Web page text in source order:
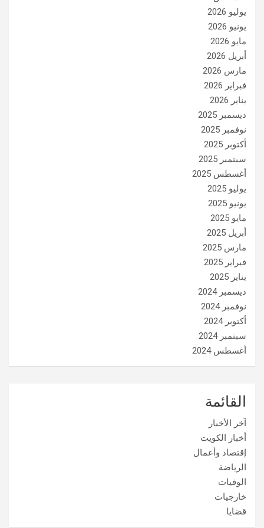
يوليو 2026
يونيو 2026
مايو 2026
أبريل 2026
مارس 2026
فبراير 2026
يناير 2026
ديسمبر 2025
نوفمبر 2025
أكتوبر 2025
سبتمبر 2025
أغسطس 2025
يوليو 2025
يونيو 2025
مايو 2025
أبريل 2025
مارس 2025
فبراير 2025
يناير 2025
ديسمبر 2024
نوفمبر 2024
أكتوبر 2024
سبتمبر 2024
أغسطس 2024
القائمة
آخر الأخبار
أخبار الكويت
إقتصاد وأعمال
الرياضة
الوفيات
خارجيات
قضايا